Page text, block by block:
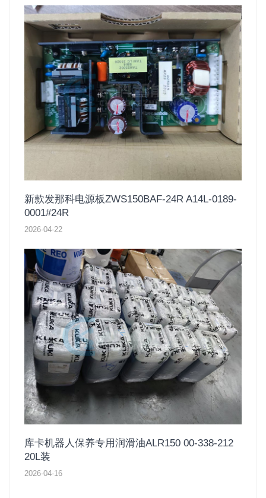
新款发那科电源板ZWS150BAF-24R A14L-0189-
0001#24R
2026-04-22
库卡机器人保养专用润滑油ALR150 00-338-212
20L装
2026-04-16